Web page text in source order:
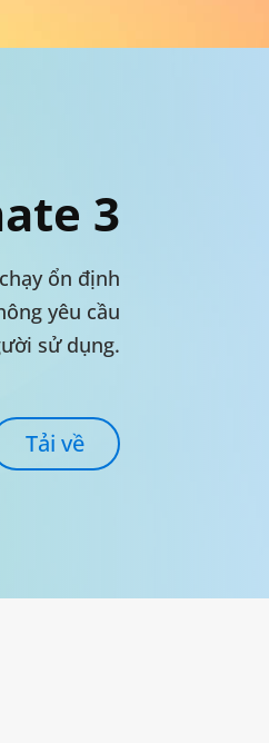
3
ổn định
yêu cầu
sử dụng.
Tải về